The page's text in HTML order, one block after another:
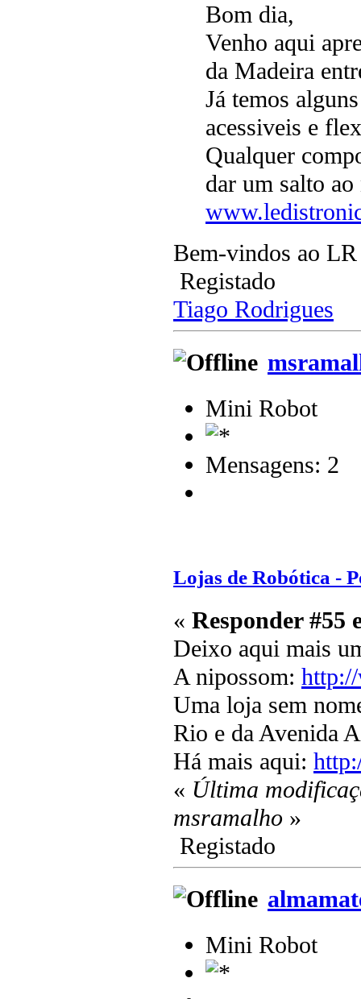
Bom dia,
Venho aqui
da Madeira
Já temos
acessiveis e
Qualquer
dar um salto ao
Bem-vindos ao LR
Registado
Tiago Rodrigues
Mini Robot
Mensagens: 2
Lojas de Robótica -
« Responder #55
Deixo aqui mais
A nipossom:
Uma loja sem
Rio e da Avenida
Há mais aqui:
« Última
msramalho »
Registado
Mini Robot